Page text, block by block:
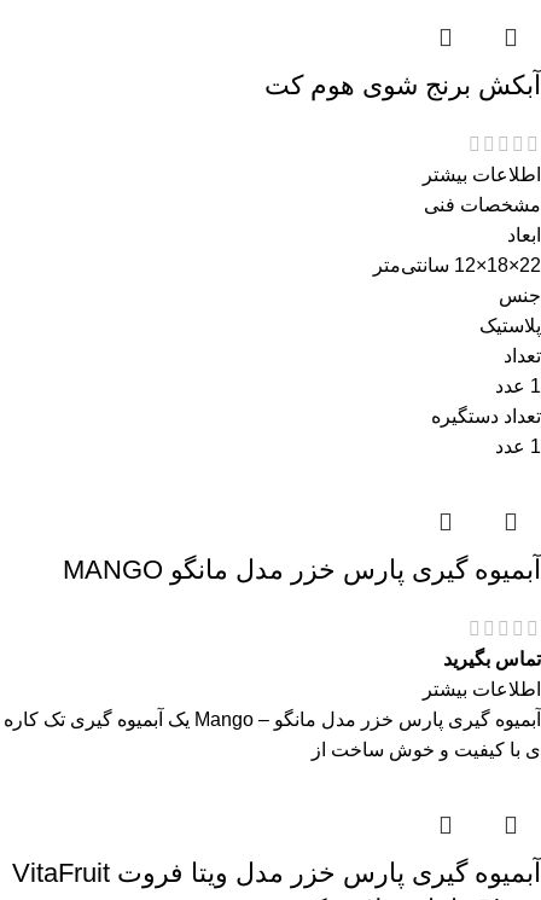
آبکش برنج شوی هوم کت
اطلاعات بیشتر
مشخصات فنی
ابعاد
22×18×12 سانتی‌متر
جنس
پلاستیک
تعداد
1 عدد
تعداد دستگیره
1 عدد
آبمیوه گیری پارس خزر مدل مانگو MANGO
تماس بگیرید
اطلاعات بیشتر
آبمیوه گیری پارس خزر مدل مانگو – Mango یک آبمیوه گیری تک کاره
ی با کیفیت و خوش ساخت از
آبمیوه گیری پارس خزر مدل ویتا فروت VitaFruit